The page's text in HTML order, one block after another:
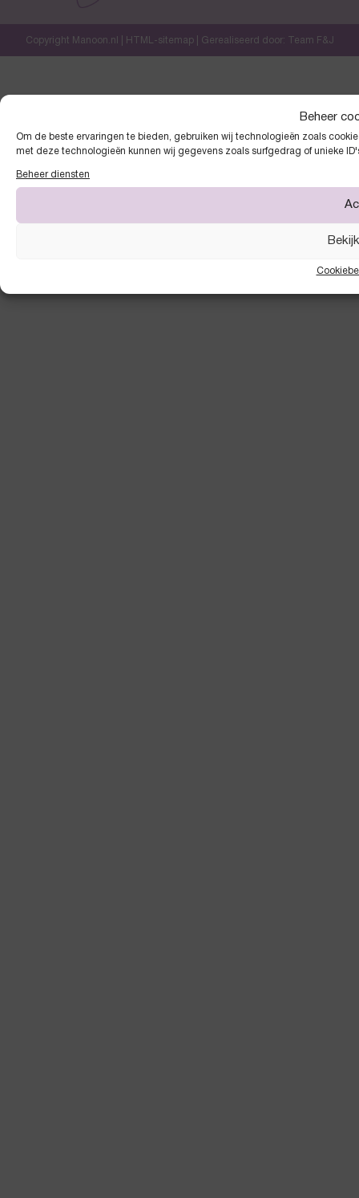
Beheer
Om de beste ervaringen te bieden, gebruiken wij technologieën zoals
met deze technologieën kunnen wij gegevens zoals surfgedrag of unieke
Beheer diensten
Copyright Manoon.nl | HTML-sitemap| Gerealiseerd door: Team F&J